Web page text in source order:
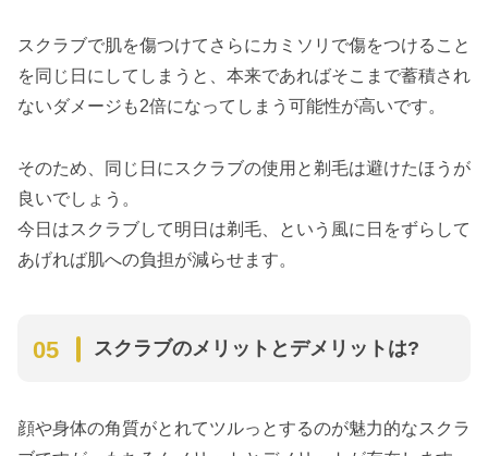
スクラブで肌を傷つけてさらにカミソリで傷をつけること
を同じ日にしてしまうと、本来であればそこまで蓄積され
ないダメージも2倍になってしまう可能性が高いです。
そのため、同じ日にスクラブの使用と剃毛は避けたほうが
良いでしょう。
今日はスクラブして明日は剃毛、という風に日をずらして
あげれば肌への負担が減らせます。
スクラブのメリットとデメリットは?
顔や身体の角質がとれてツルっとするのが魅力的なスクラ